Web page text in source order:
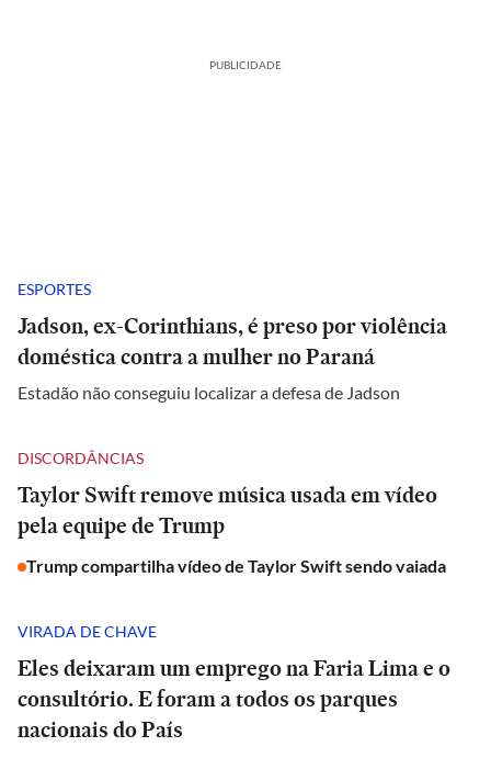
PUBLICIDADE
ESPORTES
Jadson, ex-Corinthians, é preso por violência
doméstica contra a mulher no Paraná
Estadão não conseguiu localizar a defesa de Jadson
DISCORDÂNCIAS
Taylor Swift remove música usada em vídeo
pela equipe de Trump
Trump compartilha vídeo de Taylor Swift sendo vaiada
VIRADA DE CHAVE
Eles deixaram um emprego na Faria Lima e o
consultório. E foram a todos os parques
nacionais do País